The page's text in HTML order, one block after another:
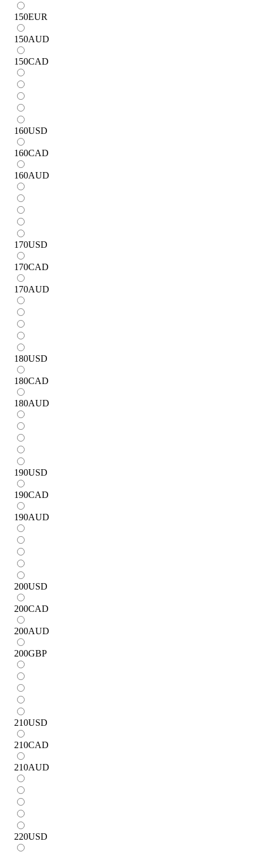
150EUR
150AUD
150CAD
160USD
160CAD
160AUD
170USD
170CAD
170AUD
180USD
180CAD
180AUD
190USD
190CAD
190AUD
200USD
200CAD
200AUD
200GBP
210USD
210CAD
210AUD
220USD